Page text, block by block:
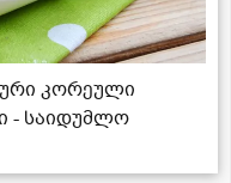
კორეული
- საიდუმლო